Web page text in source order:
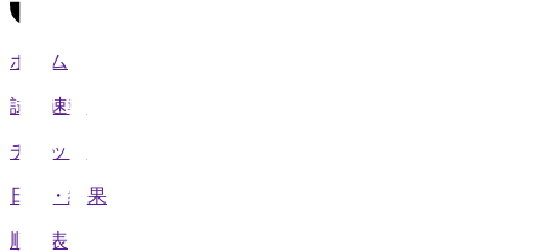
ホーム
試合速報
チケット
日程・結果
順位表